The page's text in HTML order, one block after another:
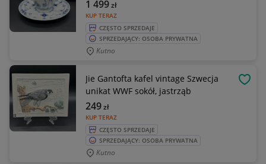
KUP TERAZ
1 499zł
CZĘSTO SPRZEDAJE
SPRZEDAJĄCY: OSOBA PRYWATNA
Kutno
Jie Gantofta kafel vintage Szwecja
unikat WWF sokół, jastrząb
KUP TERAZ
249zł
CZĘSTO SPRZEDAJE
SPRZEDAJĄCY: OSOBA PRYWATNA
Kutno